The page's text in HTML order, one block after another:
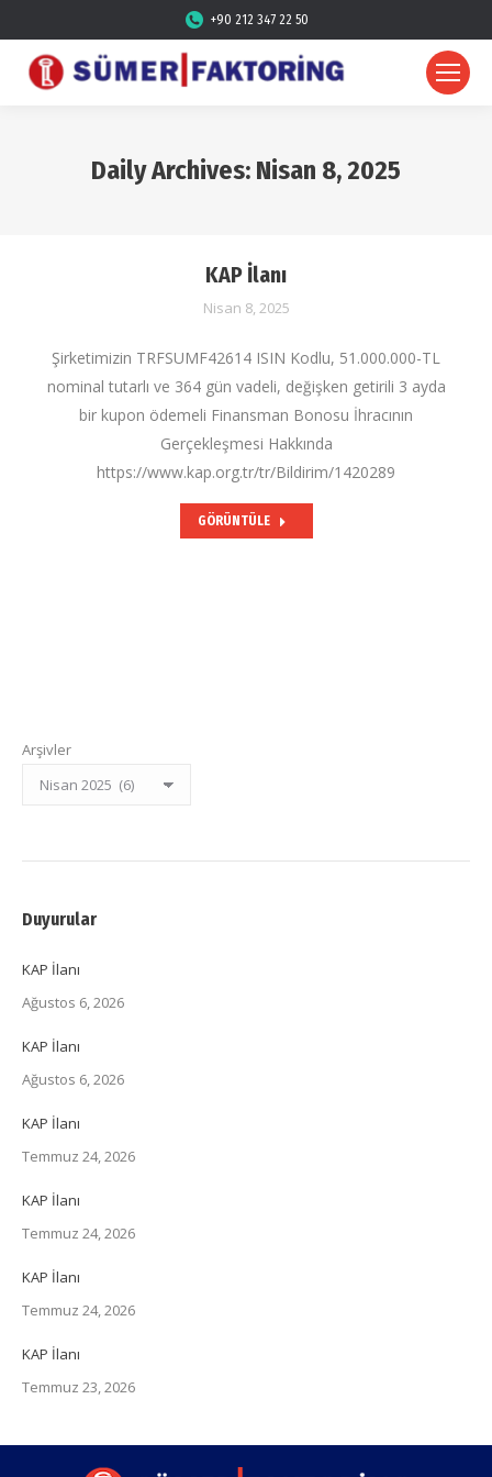
+90 212 347 22 50
Daily Archives: Nisan 8, 2025
KAP İlanı
Nisan 8, 2025
Şirketimizin TRFSUMF42614 ISIN Kodlu, 51.000.000-TL
nominal tutarlı ve 364 gün vadeli, değişken getirili 3 ayda
bir kupon ödemeli Finansman Bonosu İhracının
Gerçekleşmesi Hakkında
https://www.kap.org.tr/tr/Bildirim/1420289
GÖRÜNTÜLE
Arşivler
Duyurular
KAP İlanı
Ağustos 6, 2026
KAP İlanı
Ağustos 6, 2026
KAP İlanı
Temmuz 24, 2026
KAP İlanı
Temmuz 24, 2026
KAP İlanı
Temmuz 24, 2026
KAP İlanı
Temmuz 23, 2026